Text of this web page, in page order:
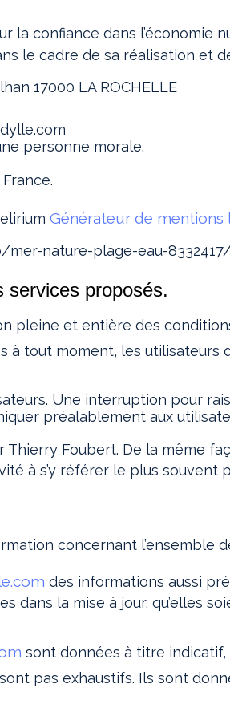
la confiance dans
le cadre de sa réalisation et
17000 LA ROCHELLE
personne morale.
Générateur de mentions
nature-plage-eau-
services proposés.
pleine et entière des
à tout moment, les utilisateurs
Une interruption pour
préalablement aux
Thierry Foubert. De la même
à s’y référer le plus souvent
concernant l’ensemble
des informations aussi
dans la mise à jour, qu’elles
sont données à titre indicatif,
pas exhaustifs. Ils sont